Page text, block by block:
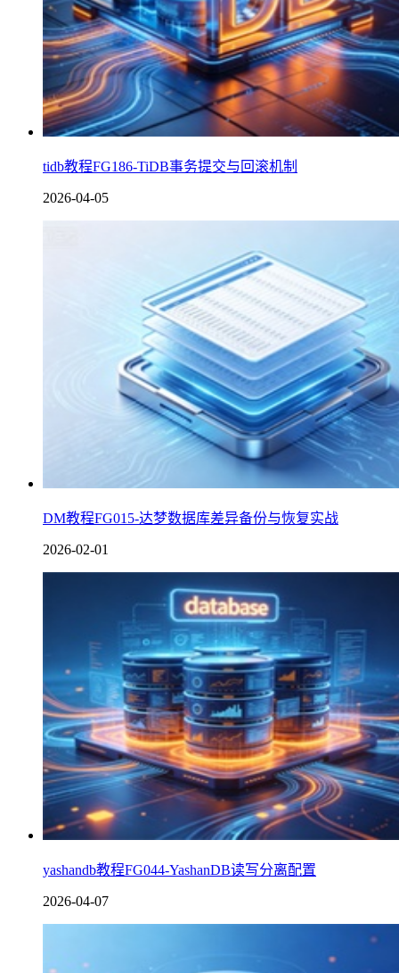
tidb教程FG186-TiDB事务提交与回滚机制
2026-04-05
DM教程FG015-达梦数据库差异备份与恢复实战
2026-02-01
yashandb教程FG044-YashanDB读写分离配置
2026-04-07